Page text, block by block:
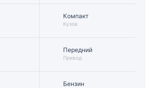
Компакт
Кузов
Передний
Привод
Бензин